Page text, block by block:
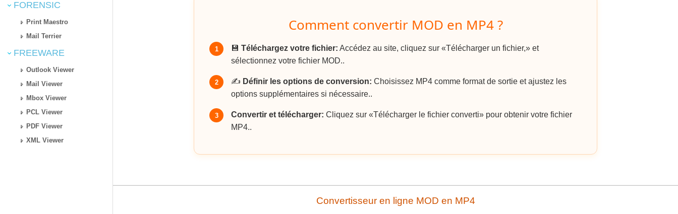
FORENSIC
Print Maestro
Mail Terrier
FREEWARE
Outlook Viewer
Mail Viewer
Mbox Viewer
PCL Viewer
PDF Viewer
XML Viewer
Comment convertir MOD en MP4 ?
1 💾 Téléchargez votre fichier: Accédez au site, cliquez sur «Télécharger un fichier,» et
sélectionnez votre fichier MOD..
2 ✍️ Définir les options de conversion: Choisissez MP4 comme format de sortie et ajustez les
options supplémentaires si nécessaire..
3 Convertir et télécharger: Cliquez sur «Télécharger le fichier converti» pour obtenir votre fichier
MP4..
Convertisseur en ligne MOD en MP4